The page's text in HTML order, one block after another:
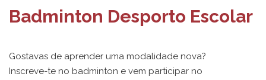
Badminton Desporto Escolar
Gostavas de aprender uma modalidade nova?
Inscreve-te no badminton e vem participar no